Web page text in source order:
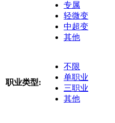
专属
轻微变
中超变
其他
职业类型:
不限
单职业
三职业
其他